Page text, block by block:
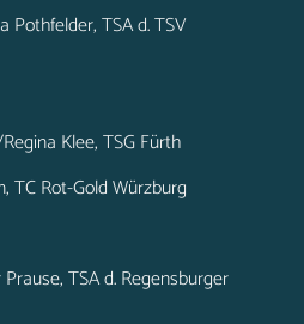
TSA d. TSV
Klee, TSG Fürth
TC Rot-Gold Würzburg
TSA d. Regensburger